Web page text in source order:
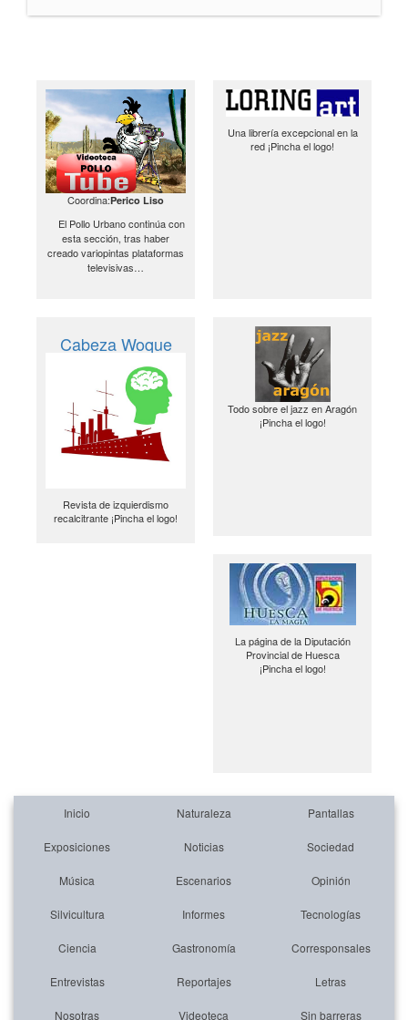
Coordina:Perico Liso
El Pollo Urbano continúa con
esta sección, tras haber
creado variopintas plataformas
televisivas…
Una librería excepcional en la
red ¡Pincha el logo!
Cabeza Woque
Revista de izquierdismo
recalcitrante ¡Pincha el logo!
Todo sobre el jazz en Aragón
¡Pincha el logo!
La página de la Diputación
Provincial de Huesca
¡Pincha el logo!
Inicio Naturaleza Pantallas
Exposiciones Noticias Sociedad
Música Escenarios Opinión
Silvicultura Informes Tecnologías
Ciencia Gastronomía Corresponsales
Entrevistas Reportajes Letras
Nosotras Videoteca Sin barreras